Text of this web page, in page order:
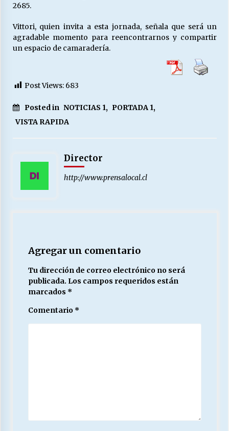
06/04/2026
2685.
Vittori, quien invita a esta jornada, señala que será un
agradable momento para reencontrarnos y compartir
un espacio de camaradería.
Post Views: 683
Posted in NOTICIAS 1, PORTADA 1,
VISTA RAPIDA
Director
http://www.prensalocal.cl
Agregar un comentario
Tu dirección de correo electrónico no será
publicada. Los campos requeridos están
marcados *
Comentario *